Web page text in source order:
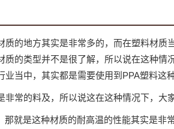
的地方其实是非常多的，而在塑料材质
的类型并不是很了解，所以说在这种情
当中，其实都是需要使用到PPA塑料这种
常的料及，所以说这在这种情况下，大
就是这种材质的耐高温的性能其实是非